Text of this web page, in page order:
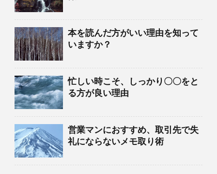
本を読んだ方がいい理由を知って
いますか？
忙しい時こそ、しっかり〇〇をと
る方が良い理由
営業マンにおすすめ、取引先で失
礼にならないメモ取り術